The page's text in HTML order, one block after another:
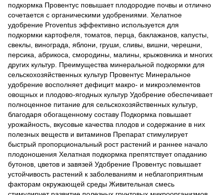
подкормка Провентус повышает плодородие почвы и отлично
сочетается с органическими удобрениями. Хелатное
удобрение Proventus эффективно используется для
подкормки картофеля, томатов, перца, баклажанов, капусты,
свеклы, винограда, яблони, груши, сливы, вишни, черешни,
персика, абрикоса, смородины, малины, крыжовника и многих
других культур. Преимущества минеральной подкормки для
сельскохозяйственных культур Провентус Минеральное
удобрение восполняет дефицит макро- и микроэлементов
овощных и плодово-ягодных культур Удобрение обеспечивает
полноценное питание для сельскохозяйственных культур,
благодаря обогащенному составу Подкормка повышает
урожайность, вкусовые качества плодов и содержание в них
полезных веществ и витаминов Препарат стимулирует
быстрый пропорциональный рост растений и раннее начало
плодоношения Хелатная подкормка препятствует опаданию
бутонов, цветов и завязей Удобрение Провентус повышает
устойчивость растений к заболеваниям и неблагоприятным
факторам окружающей среды Живительная смесь